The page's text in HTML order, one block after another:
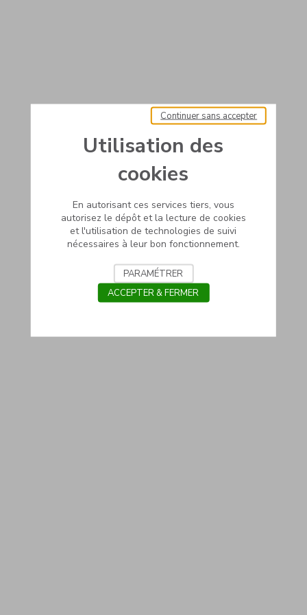
Utilisation des
cookies
En autorisant ces services tiers, vous
autorisez le dépôt et la lecture de cookies
et l'utilisation de technologies de suivi
nécessaires à leur bon fonctionnement.
Continuer sans accepter
PARAMÉTRER
ACCEPTER & FERMER